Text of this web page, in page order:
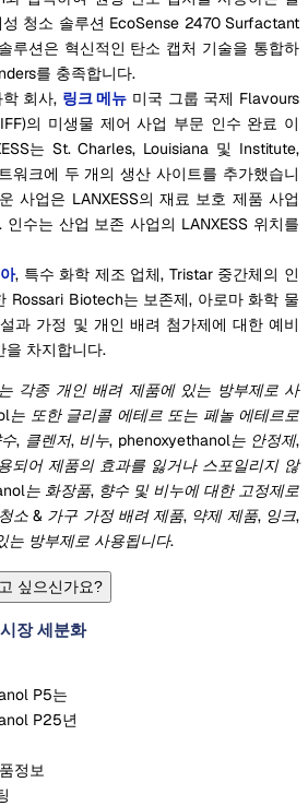
청소 솔루션 EcoSense 2470 Surfactant
루션은 혁신적인 탄소 캡처 기술을 통합하
를 충족합니다.
회사, 링크 메뉴 미국 그룹 국제 Flavours
의 미생물 제어 사업 부문 인수 완료 이
는 St. Charles, Louisiana 및 Institute,
워크에 두 개의 생산 사이트를 추가했습니
사업은 LANXESS의 재료 보호 제품 사업
인수는 산업 보존 사업의 LANXESS 위치를
, 특수 화학 제조 업체, Tristar 중간체의 인
Rossari Biotech는 보존제, 아로마 화학 물
과 가정 및 개인 배려 첨가제에 대한 예비
을 차지합니다.
각종 개인 배려 제품에 있는 방부제로 사
는 또한 글리콜 에테르 또는 페놀 에테르로
, 클렌저, 비누, phenoxyethanol는 안정제,
되어 제품의 효과를 잃거나 스포일리지 않
는 화장품, 향수 및 비누에 대한 고정제로
소 & 가구 가정 배려 제품, 약제 제품, 잉크,
는 방부제로 사용됩니다.
싶으신가요?
장 세분화
P5는
P25년
정보